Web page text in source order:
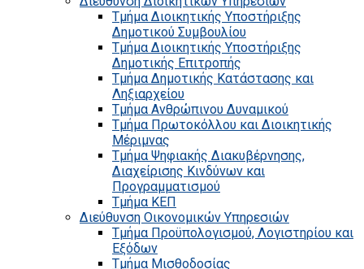
Τμήμα Διοικητικής Υποστήριξης
Δημοτικού Συμβουλίου
Τμήμα Διοικητικής Υποστήριξης
Δημοτικής Επιτροπής
Τμήμα Δημοτικής Κατάστασης και
Ληξιαρχείου
Τμήμα Ανθρώπινου Δυναμικού
Τμήμα Πρωτοκόλλου και Διοικητικής
Μέριμνας
Τμήμα Ψηφιακής Διακυβέρνησης,
Διαχείρισης Κινδύνων και
Προγραμματισμού
Τμήμα ΚΕΠ
Διεύθυνση Οικονομικών Υπηρεσιών
Τμήμα Προϋπολογισμού, Λογιστηρίου και
Εξόδων
Τμήμα Μισθοδοσίας